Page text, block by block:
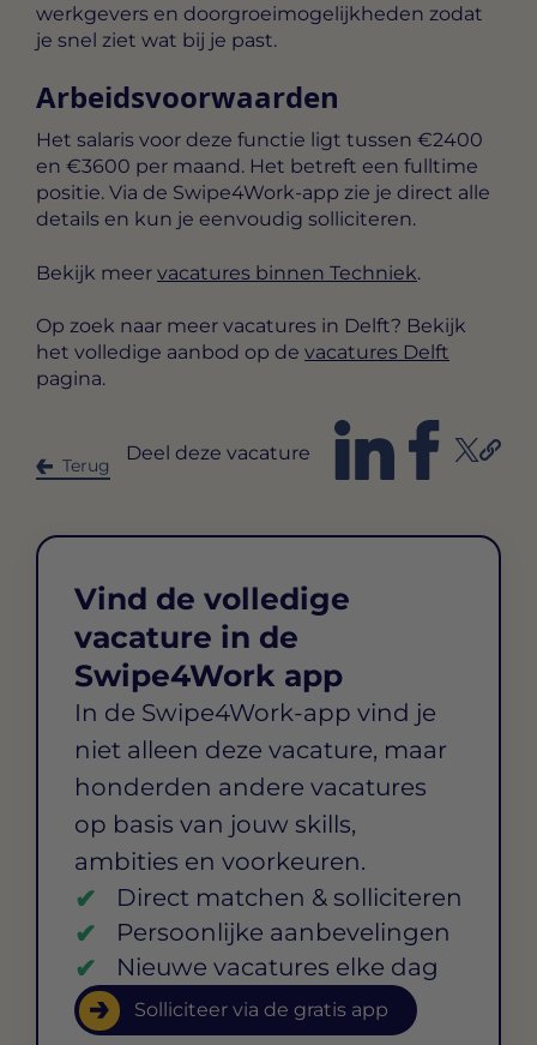
werkgevers en doorgroeimogelijkheden zodat
je snel ziet wat bij je past.
Arbeidsvoorwaarden
Het salaris voor deze functie ligt tussen €2400
en €3600 per maand . Het betreft een fulltime
positie. Via de Swipe4Work-app zie je direct alle
details en kun je eenvoudig solliciteren.
Bekijk meer vacatures binnen Techniek.
Op zoek naar meer vacatures in Delft? Bekijk
het volledige aanbod op de vacatures Delft
pagina.
Terug
Deel deze vacature
Vind de volledige
vacature in de
Swipe4Work app
In de Swipe4Work-app vind je
niet alleen deze vacature, maar
honderden andere vacatures
op basis van jouw skills,
ambities en voorkeuren.
Direct matchen & solliciteren
Persoonlijke aanbevelingen
Nieuwe vacatures elke dag
Solliciteer via de gratis app